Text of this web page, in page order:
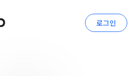
로그인